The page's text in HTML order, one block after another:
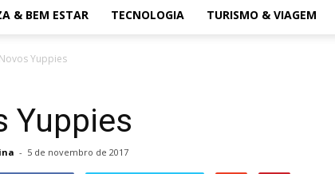
& BEM ESTAR TECNOLOGIA TURISMO & VIAGEM
Novos Yuppies
Yuppies
- 5 de novembro de 2017